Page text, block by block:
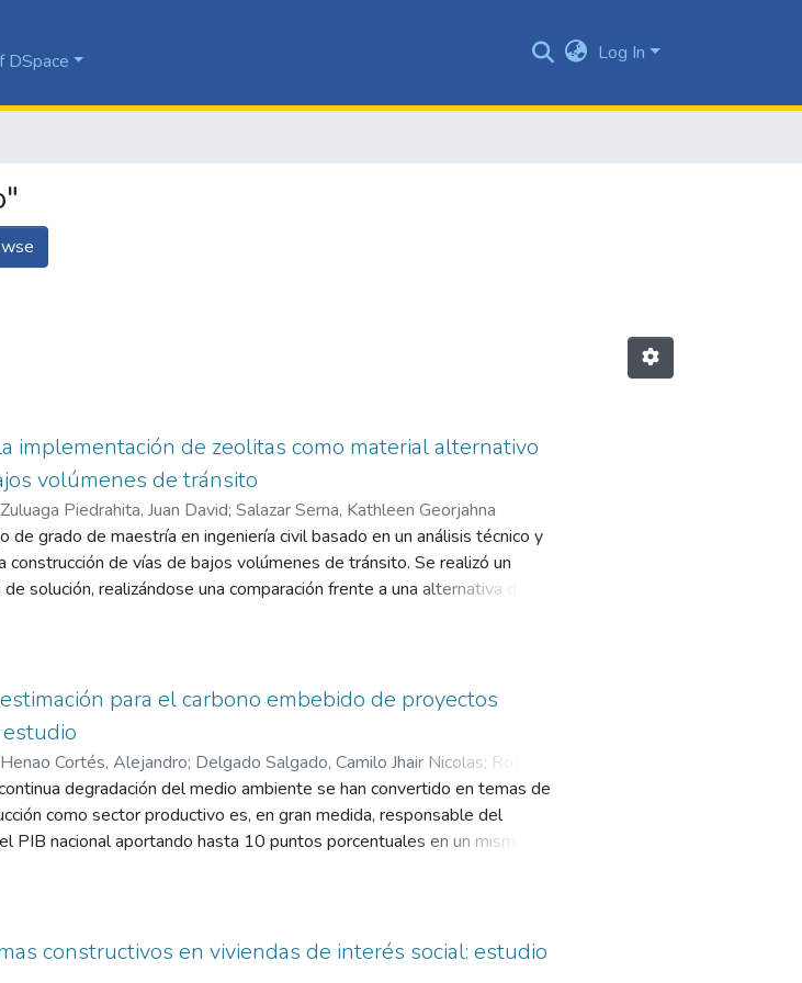
DSpace Log In
implementación de zeolitas como material alternativo
volúmenes de tránsito
Zuluaga Piedrahita, Juan David; Salazar Serna, Kathleen Georjahna
grado de maestría en ingeniería civil basado en un análisis técnico y
de vías de bajos volúmenes de tránsito. Se realizó un
solución, realizándose una comparación frente a una alternativa de
de capas de afirmado. El análisis comparativo será respecto el aspecto
proyección financiera para un periodo de vida útil con el fin de
en donde se incluyan los costos de construcción, mantenimiento
generados, determinándose la huella de carbono para cada una de
para el carbono embebido de proyectos
Henao Cortés, Alejandro; Delgado Salgado, Camilo Jhair Nicolas; Rojas
degradación del medio ambiente se han convertido en temas de
como sector productivo es, en gran medida, responsable del
nacional aportando hasta 10 puntos porcentuales en un mismo año,
directa e indirectamente sobre el medio ambiente en tres
equivalente (tCO2e) y constituye uno de los mecanismos más
por la actividad humana a nivel internacional ya que es un insumo
el 2004, se generaron 8,600 millones de tCO2e en emisiones de
constructivos en viviendas de interés social: estudio